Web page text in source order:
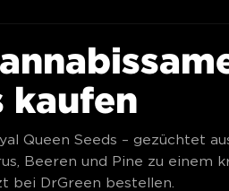
kaufen
Queen Seeds – gezüchtet
Beeren und Pine zu einem
bei DrGreen bestellen.